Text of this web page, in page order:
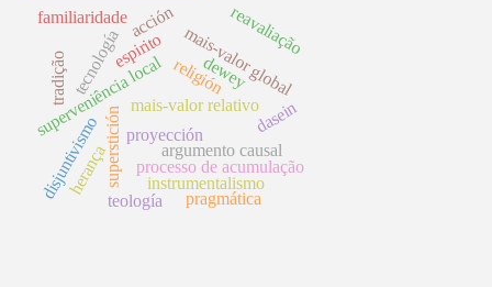
argumento causal
superstición proyección
processo de acumulação
mais-valor global
mais-valor relativo
superveniência local
disjuntivismo
religión
tecnología
instrumentalismo
dewey
teología
espirito
familiaridade
dasein
herança
reavaliação
tradição
pragmática
acción